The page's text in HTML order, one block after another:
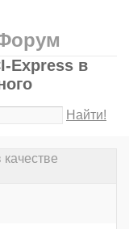
Express в
Найти!